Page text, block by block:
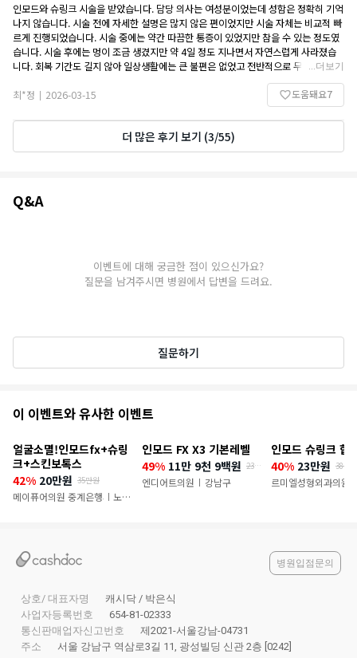
인모드와 슈링크 시술을 받았습니다. 담당 의사는 여성분이었는데 성함은 정확히 기억
나지 않습니다. 시술 전에 자세한 설명은 많지 않은 편이었지만 시술 자체는 비교적 빠
르게 진행되었습니다. 시술 중에는 약간 따끔한 통증이 있었지만 참을 수 있는 정도였
습니다. 시술 후에는 멍이 조금 생겼지만 약 4일 정도 지나면서 자연스럽게 사라졌습
니다. 회복 기간도 길지 않아 일상생활에는 큰 불편은 없었고 전반적으로 무난한 시술
경험이었습니다. 또 방문할 의향있고. 이벤트가격으로 해서 저렴하게 잘 시술 받은거
같아요. 주변 지인들한테도 추천 많이 햇습니당
...더보기
최*정 2026-03-15 도움돼요7
더 많은 후기 보기 (3/55)
Q&A
이벤트에 대해 궁금한 점이 있으신가요?
질문을 남겨주시면 병원에서 답변을 드려요.
질문하기
추
이
벤
이 이벤트와 유사한 이벤트
얼굴소멸!인모드fx+슈링
크+스킨보톡스
42% 20만원 35만원
메이퓨어의원 중계은행사거리점
|
노원
인모드 FX X3 기본레벨
49% 11만 9천 9백원 23만
엔디어트의원 | 강남구
인모드 슈링크 합
40% 23만원 38만
르미엘성형외과의원
병원입점문의
상호/ 대표자명
캐시닥 / 박은식
사업자등록번호
654-81-02333
통신판매업자신고번호
제2021-서울강남-04731
주소
서울 강남구 역삼로3길 11, 광성빌딩 신관 2층 [0242]